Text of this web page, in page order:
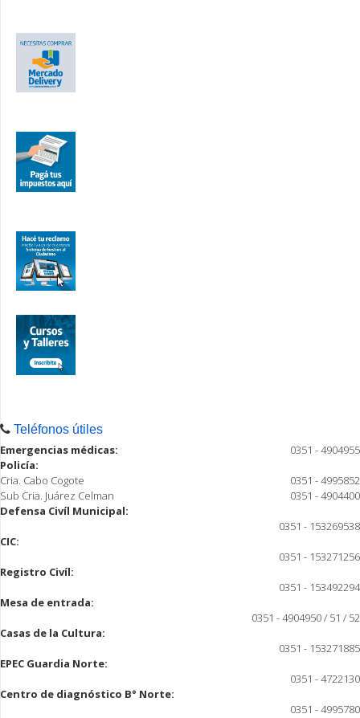
Teléfonos útiles
Emergencias médicas:
0351 - 4904955
Policía:
Cria. Cabo Cogote
0351 - 4995852
Sub Cria. Juárez Celman
0351 - 4904400
Defensa Civíl Municipal:
0351 - 153269538
CIC:
0351 - 153271256
Registro Civíl:
0351 - 153492294
Mesa de entrada:
0351 - 4904950 / 51 / 52
Casas de la Cultura:
0351 - 153271885
EPEC Guardia Norte:
0351 - 4722130
Centro de diagnóstico B° Norte:
0351 - 4995780